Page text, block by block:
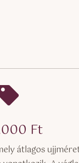
Ft
átlagos